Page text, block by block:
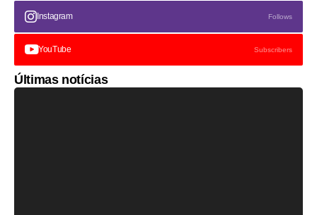
Instagram Follows
YouTube Subscribers
Últimas notícias